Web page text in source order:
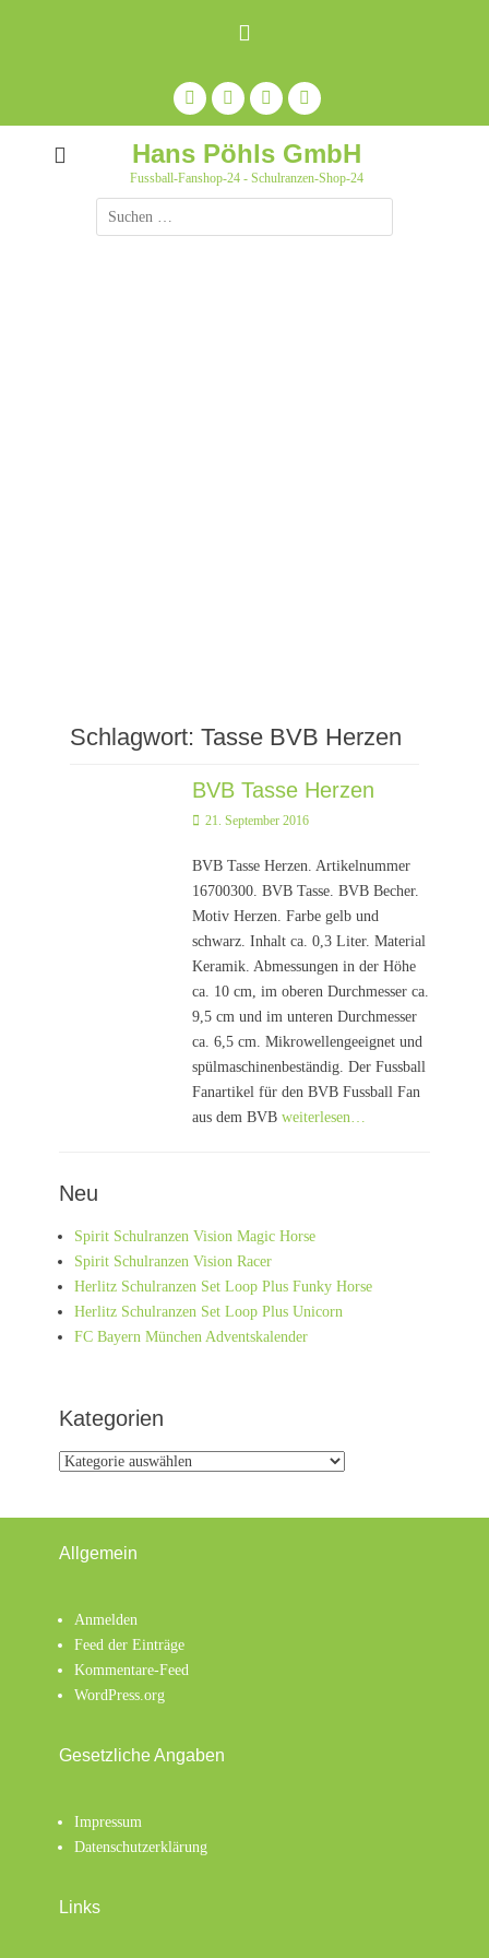
Facebook
Feed
Auf
Pinterest
pinnen
YouTube
Hans Pöhls GmbH
Fussball-Fanshop-24 - Schulranzen-Shop-24
Suche
nach:
Schlagwort: Tasse BVB Herzen
BVB Tasse Herzen
Posted
21. September 2016
BVB Tasse Herzen. Artikelnummer
16700300. BVB Tasse. BVB Becher.
Motiv Herzen. Farbe gelb und
schwarz. Inhalt ca. 0,3 Liter. Material
Keramik. Abmessungen in der Höhe
ca. 10 cm, im oberen Durchmesser ca.
9,5 cm und im unteren Durchmesser
ca. 6,5 cm. Mikrowellengeeignet und
spülmaschinenbeständig. Der Fussball
Fanartikel für den BVB Fussball Fan
aus dem BVBweiterlesen…
Neu
Spirit Schulranzen Vision Magic Horse
Spirit Schulranzen Vision Racer
Herlitz Schulranzen Set Loop Plus Funky Horse
Herlitz Schulranzen Set Loop Plus Unicorn
FC Bayern München Adventskalender
Kategorien
Kategorien
Allgemein
Anmelden
Feed der Einträge
Kommentare-Feed
WordPress.org
Gesetzliche Angaben
Impressum
Datenschutzerklärung
Links